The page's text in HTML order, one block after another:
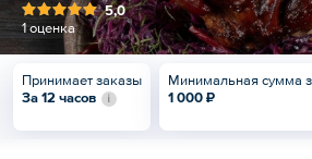
5,0
1 оценка
Принимает заказы
За 12 часов
Минимальная сумма
1 000 ₽